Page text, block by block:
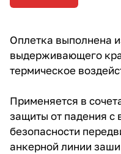
Оплетка выполнена
выдерживающего
термическое
Применяется в
защиты от падения с
безопасности
анкерной линии